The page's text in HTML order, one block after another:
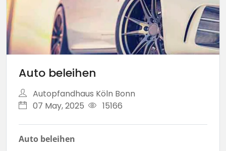
Auto beleihen
Autopfandhaus Köln Bonn
07 May, 2025
15166
Auto beleihen